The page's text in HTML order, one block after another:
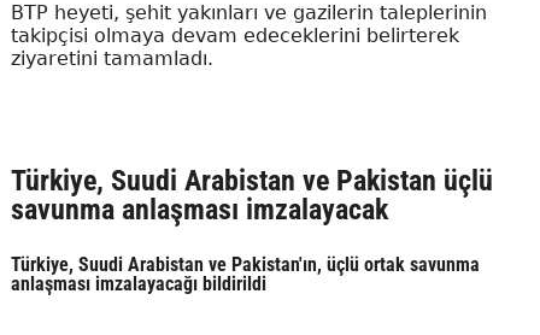
BTP heyeti, şehit yakınları ve gazilerin taleplerinin
takipçisi olmaya devam edeceklerini belirterek
ziyaretini tamamladı.
Türkiye, Suudi Arabistan ve Pakistan üçlü
savunma anlaşması imzalayacak
Türkiye, Suudi Arabistan ve Pakistan'ın, üçlü ortak savunma
anlaşması imzalayacağı bildirildi